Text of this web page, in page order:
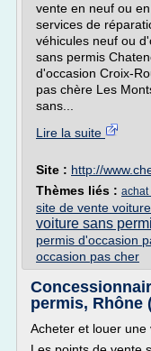
vente en neuf ou
services de
véhicules neuf ou
sans permis
d'occasion Croix-
pas chère Les
sans...
Lire la suite
Site : http://
Thèmes liés : achat
site de vente
voiture sans
permis d'occasion
occasion pas cher
permis, Rhône
Acheter et louer